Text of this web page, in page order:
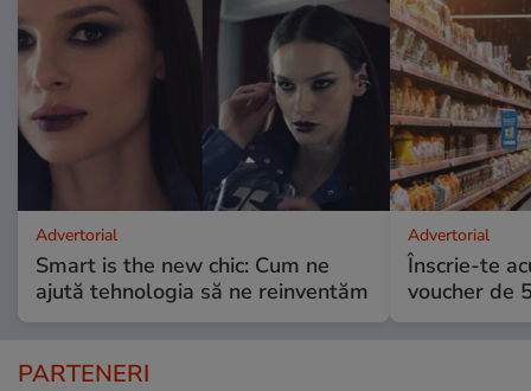
Advertorial
Smart is the new chic: Cum ne
ajută tehnologia să ne reinventăm
Advertorial
Înscrie-te
voucher de
PARTENERI